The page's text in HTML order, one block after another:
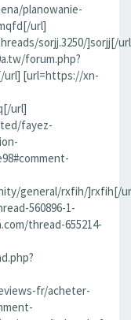
planowanie-
url]
sorjj.3250/]sorjj[/
forum.php?
url] [url=https://xn-
url]
fayez-
general/rxfih/]rxfih[/
560896-1-
thread-655214-
fr/acheter-